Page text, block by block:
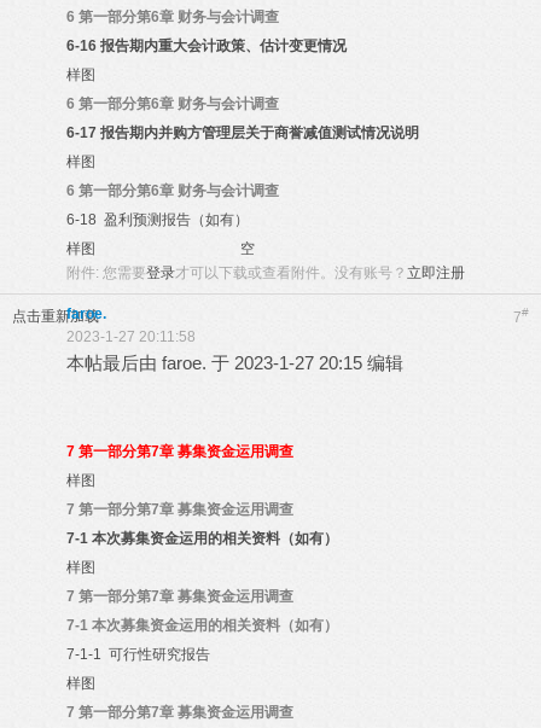
6 第一部分第6章 财务与会计调查
6-16 报告期内重大会计政策、估计变更情况
样图
6 第一部分第6章 财务与会计调查
6-17 报告期内并购方管理层关于商誉减值测试情况说明
样图
6 第一部分第6章 财务与会计调查
6-18 盈利预测报告（如有）
样图
空
附件: 您需要登录才可以下载或查看附件。没有账号？ 立即注册
点击重新加载 7#
faroe.
2023-1-27 20:11:58
本帖最后由 faroe. 于 2023-1-27 20:15 编辑
7 第一部分第7章 募集资金运用调查
样图
7 第一部分第7章 募集资金运用调查
7-1 本次募集资金运用的相关资料（如有）
样图
7 第一部分第7章 募集资金运用调查
7-1 本次募集资金运用的相关资料（如有）
7-1-1 可行性研究报告
样图
7 第一部分第7章 募集资金运用调查